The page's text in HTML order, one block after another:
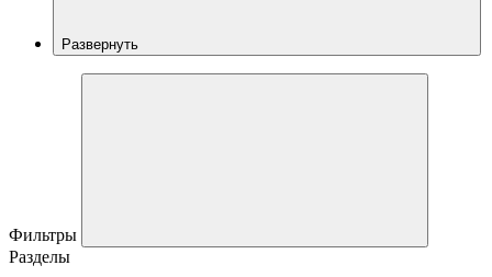
Развернуть
Фильтры
Разделы